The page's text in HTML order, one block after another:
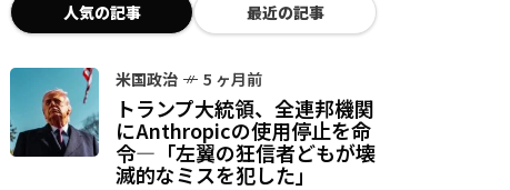
人気の記事 最近の記事
米国政治 5 ヶ月前
トランプ大統領、全連邦機関
にAnthropicの使用停止を命
令—「左翼の狂信者どもが壊
滅的なミスを犯した」